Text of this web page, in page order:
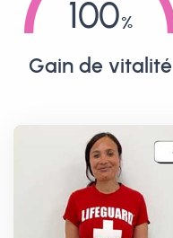
100
Gain de vitalité